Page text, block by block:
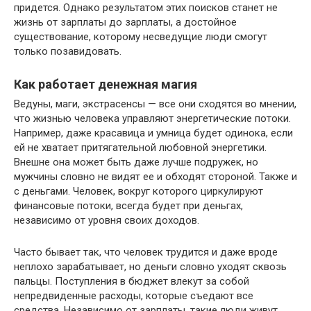
придется. Однако результатом этих поисков станет не
жизнь от зарплаты до зарплаты, а достойное
существование, которому несведущие люди смогут
только позавидовать.
Как работает денежная магия
Ведуны, маги, экстрасенсы — все они сходятся во мнении,
что жизнью человека управляют энергетические потоки.
Например, даже красавица и умница будет одинока, если
ей не хватает притягательной любовной энергетики.
Внешне она может быть даже лучше подружек, но
мужчины словно не видят ее и обходят стороной. Также и
с деньгами. Человек, вокруг которого циркулируют
финансовые потоки, всегда будет при деньгах,
независимо от уровня своих доходов.
Часто бывает так, что человек трудится и даже вроде
неплохо зарабатывает, но деньги словно уходят сквозь
пальцы. Поступления в бюджет влекут за собой
непредвиденные расходы, которые съедают все